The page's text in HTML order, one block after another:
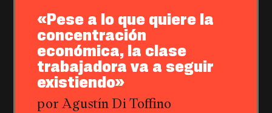
«Pese a lo que quiere la
concentración
económica, la clase
trabajadora va a seguir
existiendo»
por Agustín Di Toffino